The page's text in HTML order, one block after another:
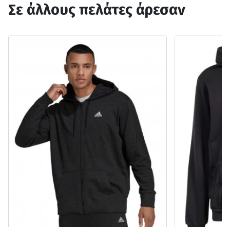
Σε άλλους πελάτες άρεσαν